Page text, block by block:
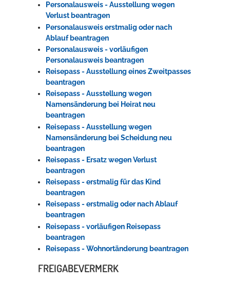
Personalausweis - Ausstellung wegen
Verlust beantragen
Personalausweis erstmalig oder nach
Ablauf beantragen
Personalausweis - vorläufigen
Personalausweis beantragen
Reisepass - Ausstellung eines Zweitpasses
beantragen
Reisepass - Ausstellung wegen
Namensänderung bei Heirat neu
beantragen
Reisepass - Ausstellung wegen
Namensänderung bei Scheidung neu
beantragen
Reisepass - Ersatz wegen Verlust
beantragen
Reisepass - erstmalig für das Kind
beantragen
Reisepass - erstmalig oder nach Ablauf
beantragen
Reisepass - vorläufigen Reisepass
beantragen
Reisepass - Wohnortänderung beantragen
FREIGABEVERMERK